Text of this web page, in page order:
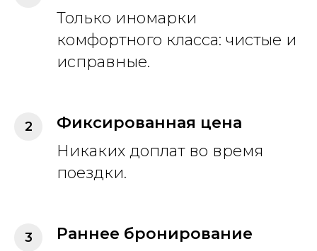
Только иномарки
комфортного класса: чистые и
исправные.
Фиксированная цена
Никаких доплат во время
поездки.
Раннее бронирование